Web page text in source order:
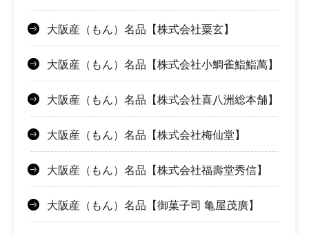
大阪産（もん）名品【株式会社粟玄】
大阪産（もん）名品【株式会社小鯛雀鮨鮨萬】
大阪産（もん）名品【株式会社喜八洲総本舗】
大阪産（もん）名品【株式会社梅仙堂】
大阪産（もん）名品【株式会社福壽堂秀信】
大阪産（もん）名品【御菓子司 亀屋茂廣】